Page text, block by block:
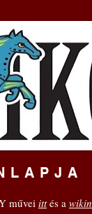
műveiittés a wikin